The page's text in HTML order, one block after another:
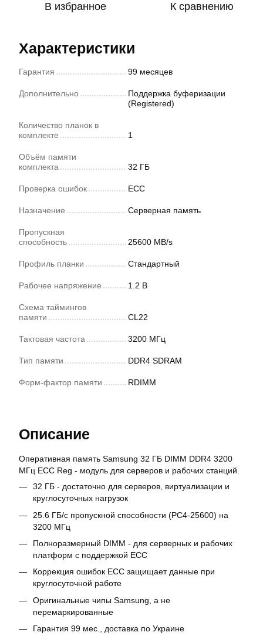
В избранное К сравнению
Характеристики
Гарантия 99 месяцев
Дополнительно
Поддержка буферизации
(Registered)
Количество планок в
комплекте
1
Объём памяти
комплекта
32 ГБ
Проверка ошибок ECC
Назначение Серверная память
Пропускная
способность
25600 MB/s
Профиль планки Стандартный
Рабочее напряжение 1.2 В
Схема таймингов
памяти
CL22
Тактовая частота 3200 МГц
Тип памяти DDR4 SDRAM
Форм-фактор памяти RDIMM
Описание
Оперативная память Samsung 32 ГБ DIMM DDR4 3200
МГц ECC Reg - модуль для серверов и рабочих станций.
32 ГБ - достаточно для серверов, виртуализации и
круглосуточных нагрузок
25.6 ГБ/с пропускной способности (PC4-25600) на
3200 МГц
Полноразмерный DIMM - для серверных и рабочих
платформ с поддержкой ECC
Коррекция ошибок ECC защищает данные при
круглосуточной работе
Оригинальные чипы Samsung, а не
перемаркированные
Гарантия 99 мес., доставка по Украине